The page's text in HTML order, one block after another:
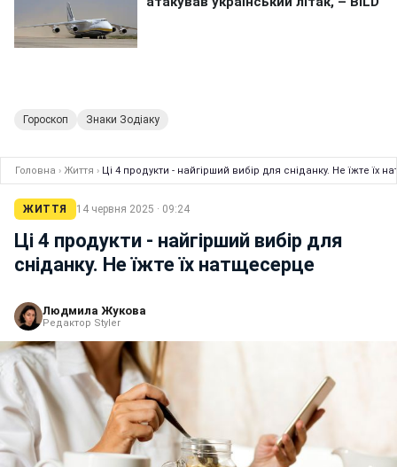
Гороскоп Знаки Зодіаку
Головна › Життя › Ці 4 продукти - найгірший вибір для сніданку. Не їжте їх
ЖИТТЯ 14 червня 2025 · 09:24
Ці 4 продукти - найгірший вибір для
сніданку. Не їжте їх натщесерце
Людмила Жукова
Редактор Styler